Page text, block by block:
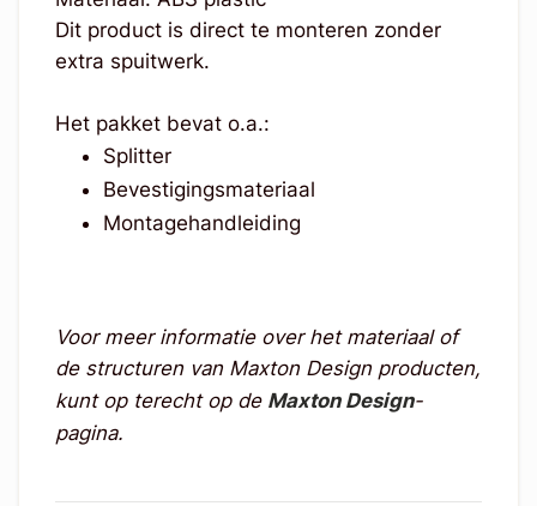
Dit product is direct te monteren zonder
extra spuitwerk.
Het pakket bevat o.a.:
Splitter
Bevestigingsmateriaal
Montagehandleiding
Voor meer informatie over het materiaal of
de structuren van Maxton Design producten,
kunt op terecht op de Maxton Design-
pagina.